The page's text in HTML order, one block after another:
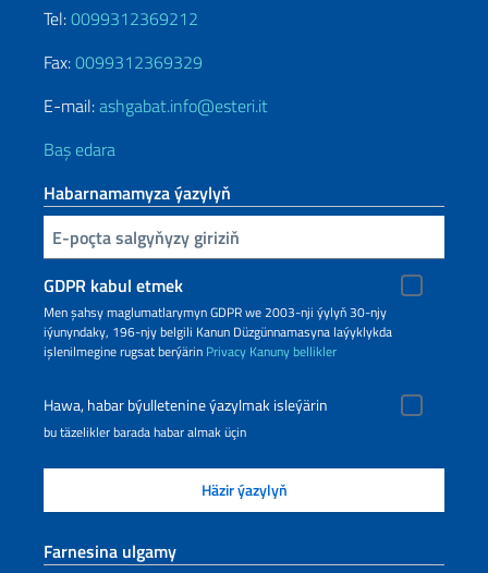
Tel:0099312369212
Fax:0099312369329
E-mail:ashgabat.info@esteri.it
Baş edara
Habarnamamyza ýazylyň
Inserisci la tua email
GDPR kabul etmek
Men şahsy maglumatlarymyn GDPR we 2003-nji ýylyň 30-njy
iýunyndaky, 196-njy belgili Kanun Düzgünnamasyna laýyklykda
işlenilmegine rugsat berýärin Privacy Kanuny bellikler
Hawa, habar býulletenine ýazylmak isleýärin
bu täzelikler barada habar almak üçin
Farnesina ulgamy